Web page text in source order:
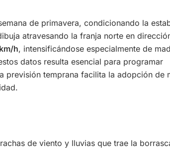
de primavera, condicionando la
atravesando la franja norte en
h, intensificándose especialmente de
datos resulta esencial para programar
previsión temprana facilita la adopción de
de viento y lluvias que trae la